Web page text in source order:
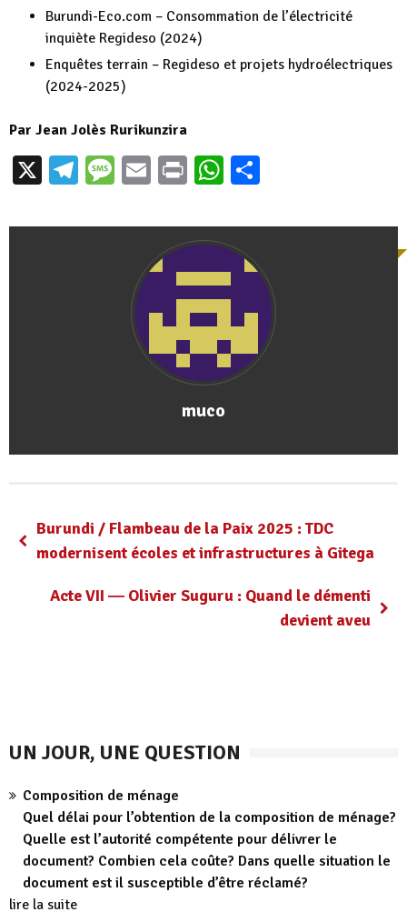
Burundi-Eco.com – Consommation de l’électricité
inquiète Regideso (2024)
Enquêtes terrain – Regideso et projets hydroélectriques
(2024-2025)
Par Jean Jolès Rurikunzira
X Telegram
Message
EmailPrintWhatsApp
muco
Burundi / Flambeau de la Paix 2025 : TDC
modernisent écoles et infrastructures à Gitega
Acte VII ― Olivier Suguru : Quand le démenti
devient aveu
UN JOUR, UNE QUESTION
Composition de ménage
Quel délai pour l’obtention de la composition de ménage?
Quelle est l’autorité compétente pour délivrer le
document? Combien cela coûte? Dans quelle situation le
document est il susceptible d’être réclamé?
lire la suite